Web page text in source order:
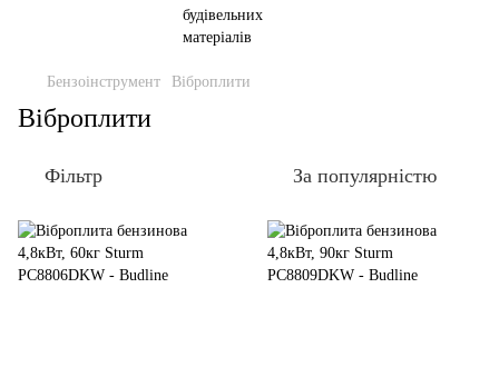
Бензоінструмент Віброплити
Віброплити
Фільтр За популярністю